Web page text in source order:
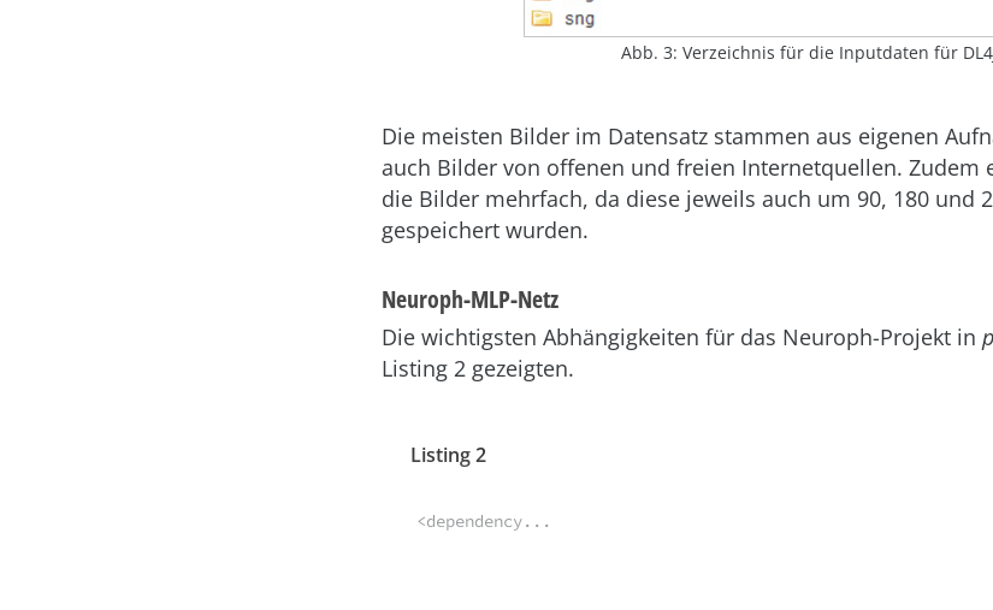
Abb. 3: Verzeichnis für die Inputdaten für
Die meisten Bilder im Datensatz stammen aus eigenen
auch Bilder von offenen und freien Internetquellen. Zudem
die Bilder mehrfach, da diese jeweils auch um 90, 180 und
gespeichert wurden.
Neuroph-MLP-Netz
Die wichtigsten Abhängigkeiten für das Neuroph-Projekt in
Listing 2 gezeigten.
Listing 2
<dependency...